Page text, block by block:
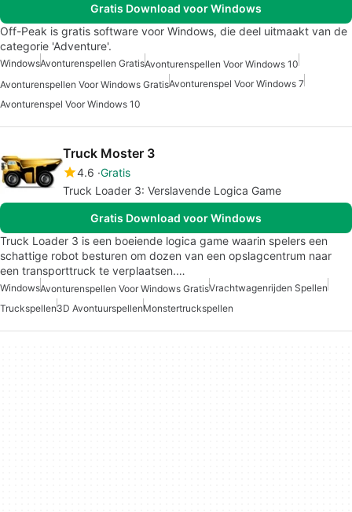
Gratis Download voor Windows
Off-Peak is gratis software voor Windows, die deel uitmaakt van de
categorie 'Adventure'.
WindowsAvonturenspellen GratisAvonturenspellen Voor Windows 10
Avonturenspellen Voor Windows GratisAvonturenspel Voor Windows 7
Avonturenspel Voor Windows 10
Truck Moster 3
4.6 Gratis
Truck Loader 3: Verslavende Logica Game
Gratis Download voor Windows
Truck Loader 3 is een boeiende logica game waarin spelers een
schattige robot besturen om dozen van een opslagcentrum naar
een transporttruck te verplaatsen.…
WindowsAvonturenspellen Voor Windows GratisVrachtwagenrijden Spellen
Truckspellen3D AvontuurspellenMonstertruckspellen